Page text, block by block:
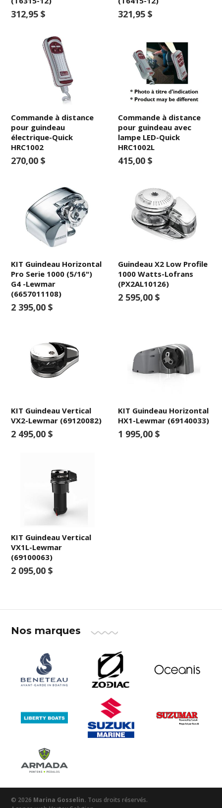
312,95 $ 321,95 $
Commande à distance
pour guindeau
électrique-Quick
HRC1002
270,00 $
Commande à distance
pour guindeau avec
lampe LED-Quick
HRC1002L
415,00 $
KIT Guindeau Horizontal
Pro Serie 1000 (5/16")
G4 -Lewmar
(6657011108)
2 395,00 $
Guindeau X2 Low Profile
1000 Watts-Lofrans
(PX2AL10126)
2 595,00 $
KIT Guindeau Vertical
VX2-Lewmar (69120082)
2 495,00 $
KIT Guindeau Horizontal
HX1-Lewmar (69140033)
1 995,00 $
KIT Guindeau Vertical
VX1L-Lewmar
(69100063)
2 095,00 $
Nos marques
© 2026 Marina Gosselin. Tous droits réservés.